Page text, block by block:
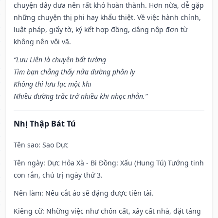
chuyện dây dưa nên rất khó hoàn thành. Hơn nữa, dễ gặp
những chuyện thị phi hay khẩu thiệt. Về việc hành chính,
luật pháp, giấy tờ, ký kết hợp đồng, dâng nộp đơn từ
không nên vội vã.
“Lưu Liên là chuyện bất tường
Tìm bạn chẳng thấy nửa đường phân ly
Không thì lưu lạc một khi
Nhiều đường trắc trở nhiều khi nhọc nhằn.”
Nhị Thập Bát Tú
Tên sao: Sao Dực
Tên ngày: Dực Hỏa Xà - Bi Đồng: Xấu (Hung Tú) Tướng tinh
con rắn, chủ trị ngày thứ 3.
Nên làm: Nếu cắt áo sẽ đặng được tiền tài.
Kiêng cữ: Những việc như chôn cất, xây cất nhà, đặt táng